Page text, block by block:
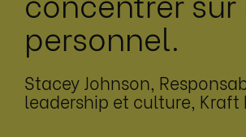
personnel.
Stacey Johnson,
leadership et culture, Kraft